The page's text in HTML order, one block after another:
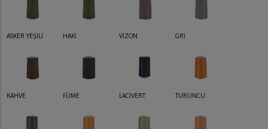
ASKER YEŞİLİ HAKİ VİZON GRİ
KAHVE FÜME LACİVERT TURUNCU